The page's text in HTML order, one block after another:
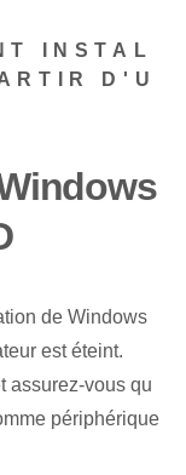
INSTAL
D'U
de Windows
est éteint.
assurez-vous qu
périphérique